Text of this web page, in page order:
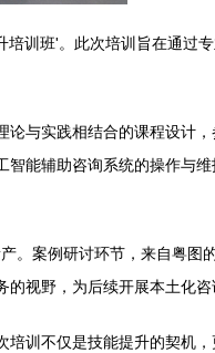
训班'。此次培训旨在通过
与实践相结合的课程设计
能辅助咨询系统的操作与
。案例研讨环节，来自粤图
视野，为后续开展本土化咨
训不仅是技能提升的契机